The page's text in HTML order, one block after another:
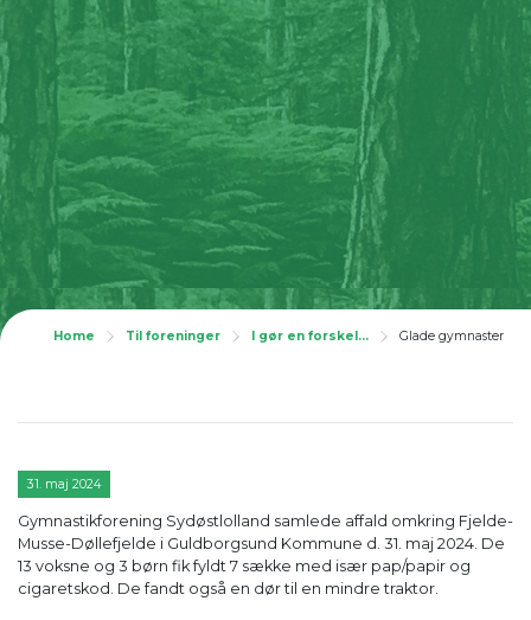
Home Til foreninger I gør en forskel... Glade gymnaster
31. maj 2024
Gymnastikforening Sydøstlolland samlede affald omkring Fjelde-
Musse-Døllefjelde i Guldborgsund Kommune d. 31. maj 2024. De
13 voksne og 3 børn fik fyldt 7 sække med især pap/papir og
cigaretskod. De fandt også en dør til en mindre traktor.